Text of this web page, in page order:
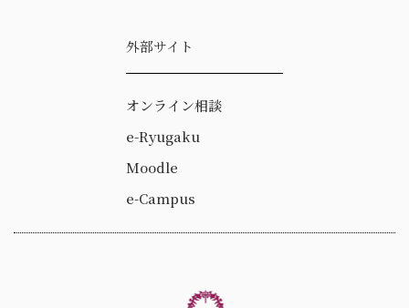
外部サイト
オンライン相談
e-Ryugaku
Moodle
e-Campus